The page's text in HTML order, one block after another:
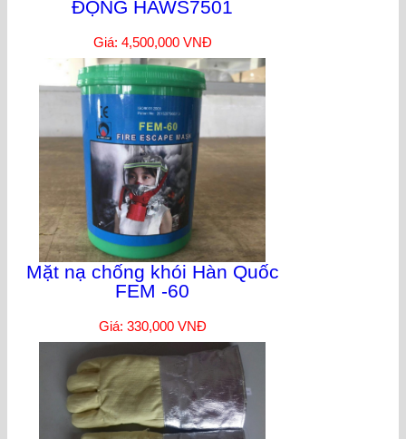
ĐỘNG HAWS7501
Giá: 4,500,000 VNĐ
Mặt nạ chống khói Hàn Quốc
FEM -60
Giá: 330,000 VNĐ